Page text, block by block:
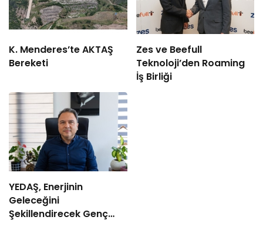
K. Menderes’te AKTAŞ
Bereketi
Zes ve Beefull
Teknoloji’den Roaming
İş Birliği
YEDAŞ, Enerjinin
Geleceğini
Şekillendirecek Genç